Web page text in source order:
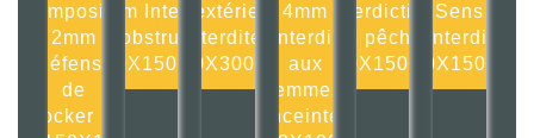
composite
2mm
Défense
de
stocker ici
4mm Interdit
d'obstruer
150X150mm
d'extérieur
interdites
300X300mm
4mm
Interdit
aux
femmes
enceintes
Interdiction
de pêcher
150X150mm
Sens
interdit
150X150mm